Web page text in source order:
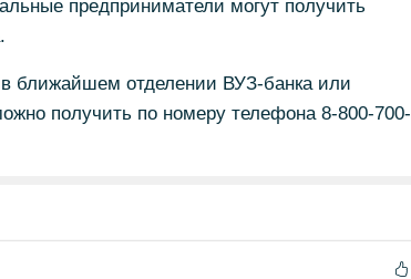
предприниматели могут получить
ближайшем отделении ВУЗ-банка или
получить по номеру телефона 8-800-700-